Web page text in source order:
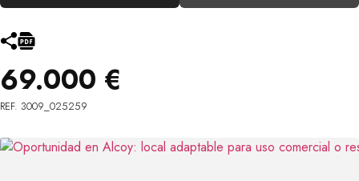
69.000 €
REF. 3009_025259